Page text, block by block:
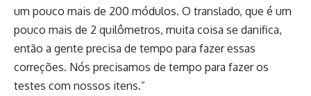
um pouco mais de 200 módulos. O translado, que é um
pouco mais de 2 quilômetros, muita coisa se danifica,
então a gente precisa de tempo para fazer essas
correções. Nós precisamos de tempo para fazer os
testes com nossos itens.”